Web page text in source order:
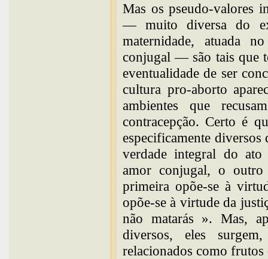
Mas os pseudo-valores
— muito diversa do
maternidade, atuada
conjugal — são tais que
eventualidade de ser
cultura pro-aborto
ambientes que
contracepção. Certo é
especificamente
verdade integral do ato
amor conjugal, o
primeira opõe-se à
opõe-se à virtude da
não matarás ». Mas,
diversos, eles
relacionados como frutos